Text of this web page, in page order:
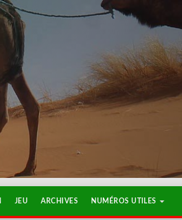
JEU ARCHIVES NUMÉROS UTILES